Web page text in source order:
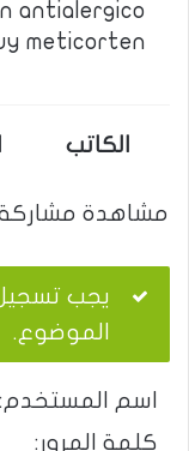
antialergico
meticorten …
الكاتب
مشاهدة مشاركة
يجب
الموضوع.
اسم المستخدم:
كلمة المرور: